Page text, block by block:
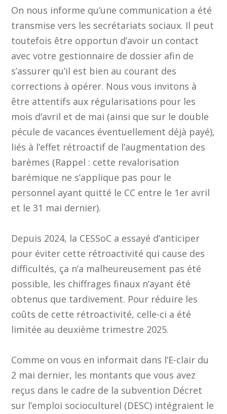
On nous informe qu’une communication a été
transmise vers les secrétariats sociaux. Il peut
toutefois être opportun d’avoir un contact
avec votre gestionnaire de dossier afin de
s’assurer qu’il est bien au courant des
corrections à opérer. Nous vous invitons à
être attentifs aux régularisations pour les
mois d’avril et de mai (ainsi que sur le double
pécule de vacances éventuellement déjà payé),
liés à l’effet rétroactif de l’augmentation des
barèmes (Rappel : cette revalorisation
barémique ne s’applique pas pour le
personnel ayant quitté le CC entre le 1er avril
et le 31 mai dernier).
Depuis 2024, la CESSoC a essayé d’anticiper
pour éviter cette rétroactivité qui cause des
difficultés, ça n’a malheureusement pas été
possible, les chiffrages finaux n’ayant été
obtenus que tardivement. Pour réduire les
coûts de cette rétroactivité, celle-ci a été
limitée au deuxième trimestre 2025.
Comme on vous en informait dans l’E-clair du
2 mai dernier, les montants que vous avez
reçus dans le cadre de la subvention Décret
sur l’emploi socioculturel (DESC) intégraient le